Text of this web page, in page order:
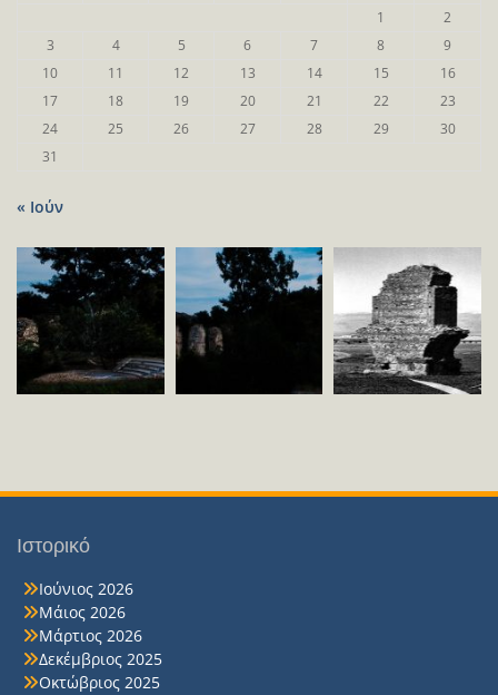
1
2
3
4 5 6 7 8
9
10
11 12 13 14 15
16
17
18 19 20 21 22
23
24
25 26 27 28 29
30
31
« Ιούν
Ιστορικό
Ιούνιος 2026
Μάιος 2026
Μάρτιος 2026
Δεκέμβριος 2025
Οκτώβριος 2025